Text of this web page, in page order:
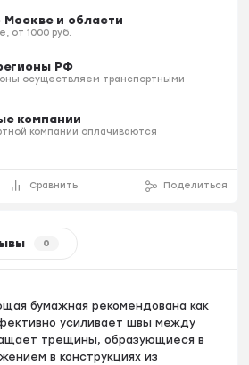
Москве и области
от 1000 руб.
РФ
осуществляем транспортными
компании
компании оплачиваются
Сравнить Поделиться
0
бумажная рекомендована как
усиливает швы между
трещины, образующиеся в
в конструкциях из